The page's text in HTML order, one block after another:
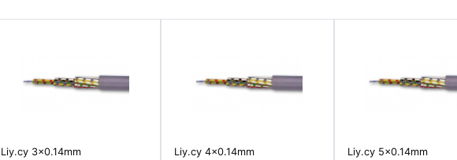
Liy.cy 3x0.14mm Liy.cy 4x0.14mm Liy.cy 5x0.14mm